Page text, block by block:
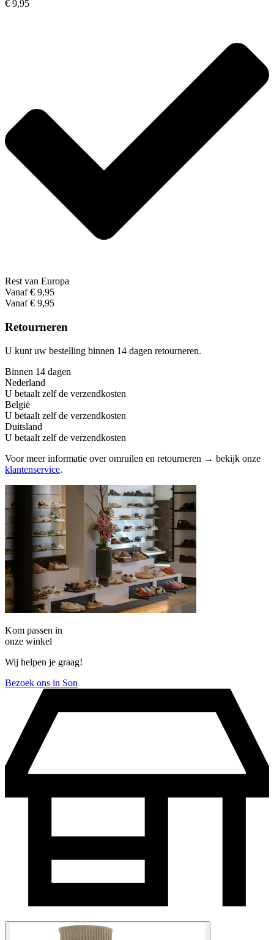
€ 9,95
Rest van Europa
Vanaf € 9,95
Vanaf € 9,95
Retourneren
U kunt uw bestelling binnen 14 dagen retourneren.
Binnen 14 dagen
Nederland
U betaalt zelf de verzendkosten
België
U betaalt zelf de verzendkosten
Duitsland
U betaalt zelf de verzendkosten
Voor meer informatie over omruilen en retourneren → bekijk onze
klantenservice.
Kom passen in
onze winkel
Wij helpen je graag!
Bezoek ons in Son